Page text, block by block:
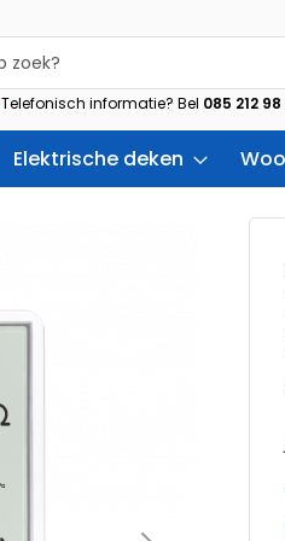
Telefonisch informatie? Bel 085 212 98
Elektrische deken